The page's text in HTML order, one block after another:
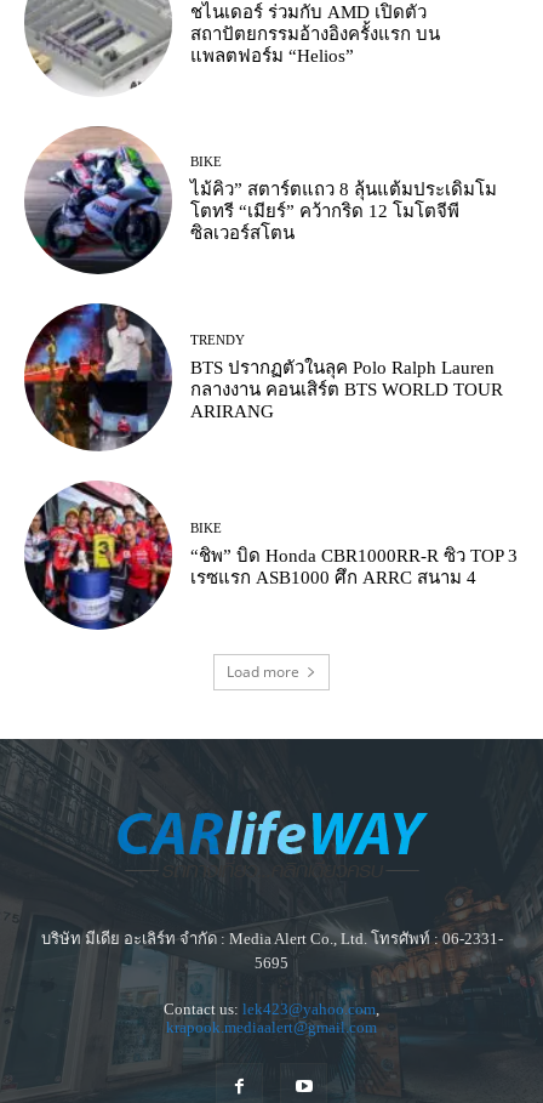
ชไนเดอร์ ร่วมกับ AMD เปิดตัว
สถาปัตยกรรมอ้างอิงครั้งแรก บน
แพลตฟอร์ม “Helios”
BIKE
ไม้คิว” สตาร์ตแถว 8 ลุ้นแต้มประเดิมโม
โตทรี “เมียร์” คว้ากริด 12 โมโตจีพี
ซิลเวอร์สโตน
TRENDY
BTS ปรากฏตัวในลุค Polo Ralph Lauren
กลางงาน คอนเสิร์ต BTS WORLD TOUR
ARIRANG
BIKE
“ชิพ” บิด Honda CBR1000RR-R ซิว TOP 3
เรซแรก ASB1000 ศึก ARRC สนาม 4
Load more
บริษัท มีเดีย อะเลิร์ท จำกัด : Media Alert Co., Ltd. โทรศัพท์ : 06-2331-
5695
Contact us: lek423@yahoo.com
krapook.mediaalert@gmail.com